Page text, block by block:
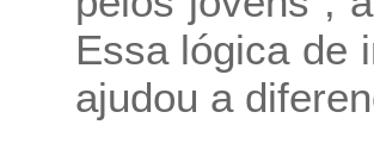
Essa lógica de
ajudou a